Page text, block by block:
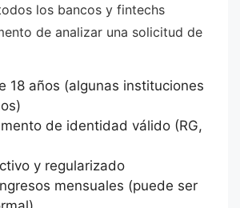
los bancos y fintechs
de analizar una solicitud de
18 años (algunas instituciones
de identidad válido (RG,
y regularizado
mensuales (puede ser